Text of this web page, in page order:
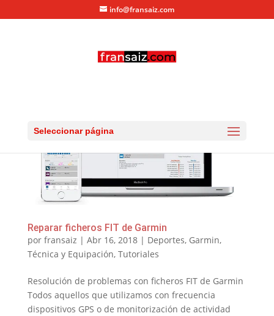
info@fransaiz.com
Seleccionar página
Reparar ficheros FIT de Garmin
por fransaiz | Abr 16, 2018| Deportes, Garmin,
Técnica y Equipación, Tutoriales
Resolución de problemas con ficheros FIT de Garmin
Todos aquellos que utilizamos con frecuencia
dispositivos GPS o de monitorización de actividad